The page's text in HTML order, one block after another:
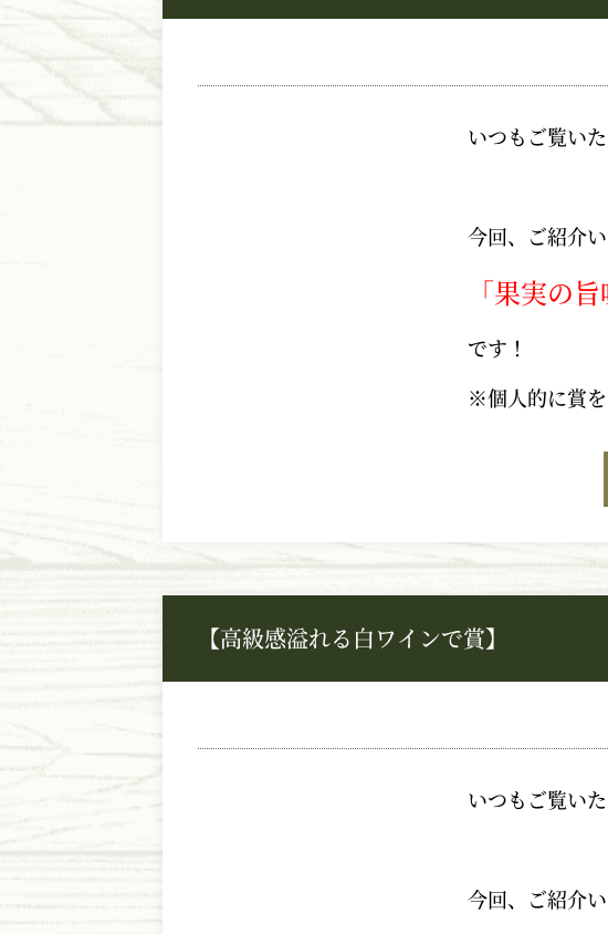
いつもご覧い
今回、ご紹介
「果実の
です！
※個人的に賞
【高級感溢れる白ワインで賞】
いつもご覧い
今回、ご紹介